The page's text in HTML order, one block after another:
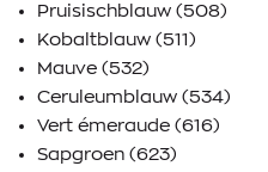
Pruisischblauw (508)
Kobaltblauw (511)
Mauve (532)
Ceruleumblauw (534)
Vert émeraude (616)
Sapgroen (623)